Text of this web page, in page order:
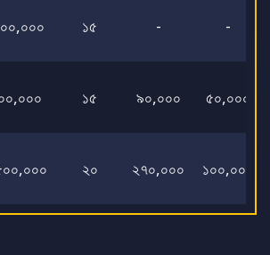
১৫ - -
১৫ ৯০,০০০ ৫০,০০০
২০ ২৭০,০০০ ১০০,০০০